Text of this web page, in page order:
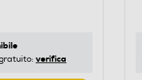
verifica